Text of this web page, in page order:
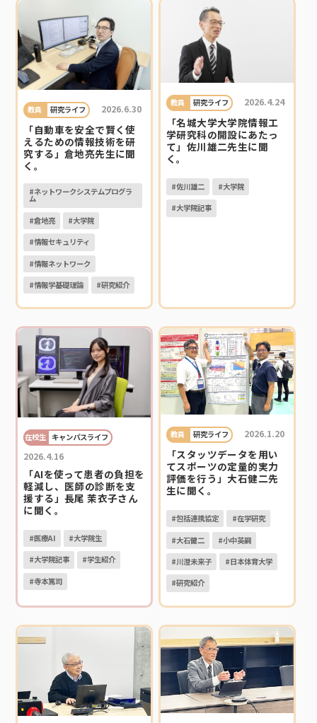
教員 研究ライフ 2026.6.30
「自動車を安全で賢く使
えるための情報技術を研
究する」倉地亮先生に聞
く。
#ネットワークシステムプログラ
ム
#倉地亮 #大学院
#情報セキュリティ
#情報ネットワーク
#情報学基礎理論 #研究紹介
教員 研究ライフ 2026.4.24
「名城大学大学院情報工
学研究科の開設にあたっ
て」佐川雄二先生に聞
く。
#佐川雄二 #大学院
#大学院記事
在校生 キャンパスライフ
2026.4.16
「AIを使って患者の負担を
軽減し、医師の診断を支
援する」長尾 茉衣子さん
に聞く。
#医療AI #大学院生
#大学院記事 #学生紹介
#寺本篤司
教員 研究ライフ 2026.1.20
「スタッツデータを用い
てスポーツの定量的実力
評価を行う」大石健二先
生に聞く。
#包括連携協定 #在学研究
#大石健二 #小中英嗣
#川澄未来子 #日本体育大学
#研究紹介